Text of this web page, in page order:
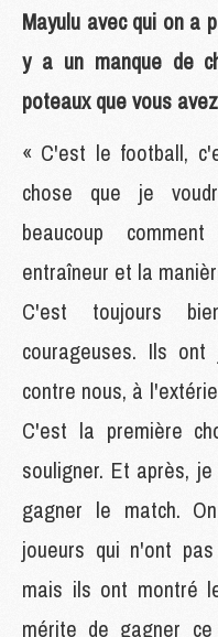
Mayulu avec qui on a
y a un manque de
poteaux que vous
« C'est le football,
chose que je
beaucoup
entraîneur et la
C'est toujours
courageuses. Ils
contre nous, à
C'est la première
souligner. Et après,
gagner le match.
joueurs qui n'ont
mais ils ont montré
mérite de gagner